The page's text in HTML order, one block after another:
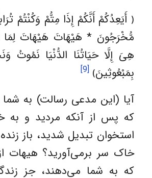
﴿ أَيَعِدُكُمْ أَنَّكُمْ إِذَا مِتُّمْ وَكُنْتُمْ
مُّخْرَجُونَ * هَيْهَاتَ هَيْهَاتَ
هِیَ إِلَّا حَيَاتُنَا الدُّنْيَا نَمُوتُ
بِمَبْعُوثِينَ﴾ [9]
آیا (این مدعی رسالت) به
که پس از آنکه مردید و
استخوان تبدیل شدید، باز
خاک سر برمی‌آورید؟ هیهات
که به شما می‌دهند، جز